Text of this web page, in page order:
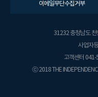
이메일무단수집거부
31232 충청남도 천
사업자
고객센터 041-
ⓒ 2018 THE